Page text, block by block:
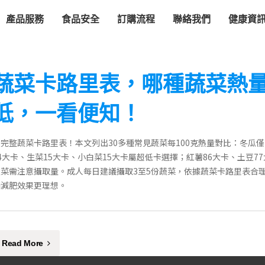
產品服務 食品安全 訂購流程 聯絡我們 健康資
菜卡路里表，哪種蔬菜熱
，一看便知！
整蔬菜卡路里表！本文列出30多種常見蔬菜每100克熱量對比：冬瓜
卡、生菜15大卡、小白菜15大卡屬超低卡選擇；紅薯86大卡、土豆
需注意攝取量。成人每日建議攝取3至5份蔬菜，依據蔬菜卡路里表合
肥效果更理想。
Read More